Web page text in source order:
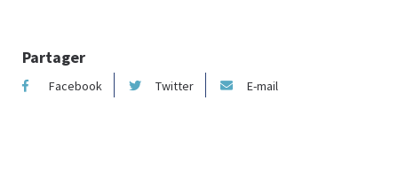
Partager
Facebook Twitter E-mail